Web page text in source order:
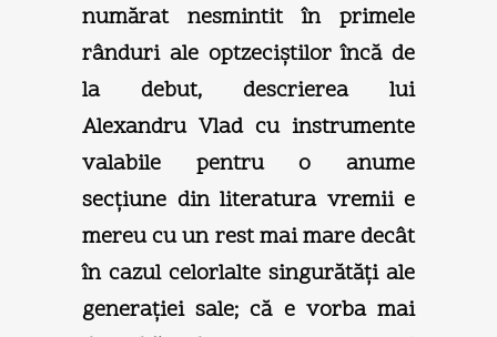
numărat nesmintit în primele
rânduri ale optzeciştilor încă de
la debut, descrierea lui
Alexandru Vlad cu instrumente
valabile pentru o anume
secţiune din literatura vremii e
mereu cu un rest mai mare decât
în cazul celorlalte singurătăţi ale
generaţiei sale; că e vorba mai